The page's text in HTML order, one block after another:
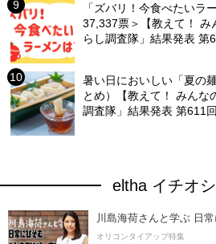
「ズバリ！今食べたいラ
37,337票＞【教えて！ み
らし調査隊」結果発表 第
暑い日においしい「夏の
とめ）【教えて！ みんな
調査隊」結果発表 第611回
eltha イチオ
川島海荷さんと学ぶ 日
オリコンタイアップ特集